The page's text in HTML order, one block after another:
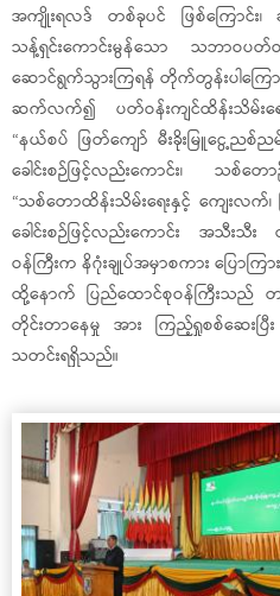
အကျိုးရလဒ် တစ်ခုပင် ဖြစ်ကြောင်း
သန့်ရှင်းကောင်းမွန်သော သဘာဝပတ်ဝန်
ဆောင်ရွက်သွားကြရန် တိုက်တွန်းပါကြောင်
ဆက်လက်၍ ပတ်ဝန်းကျင်ထိန်းသိမ်းရေး
“နယ်စပ် ဖြတ်ကျော် မီးခိုးမြူငွေ့ညစ်ညမ်း
ခေါင်းစဉ်ဖြင့်လည်းကောင်း၊ သစ်တေ
“သစ်တောထိန်းသိမ်းရေးနှင့် ကျေးလက်၊
ခေါင်းစဉ်ဖြင့်လည်းကောင်း အသီးသီး
ဝန်ကြီးက နိဂုံးချုပ်အမှာစကား ပြော
ထို့နောက် ပြည်ထောင်စုဝန်ကြီးသည်
တိုင်းတာနေမှု အား ကြည့်ရှုစစ်ဆေးပြီ
သတင်းရရှိသည်။